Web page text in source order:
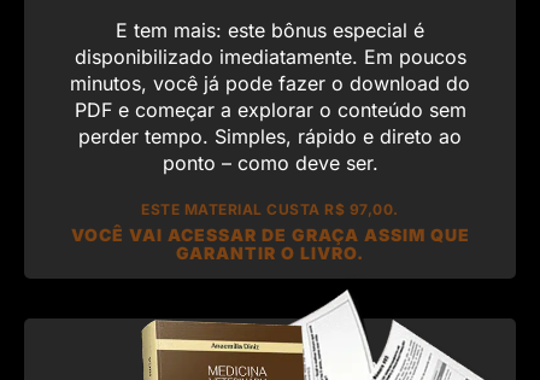
E tem mais: este bônus especial é
disponibilizado imediatamente. Em poucos
minutos, você já pode fazer o download do
PDF e começar a explorar o conteúdo sem
perder tempo. Simples, rápido e direto ao
ponto – como deve ser.
ESTE MATERIAL CUSTA R$ 97,00.
VOCÊ VAI ACESSAR DE GRAÇA ASSIM QUE
GARANTIR O LIVRO.